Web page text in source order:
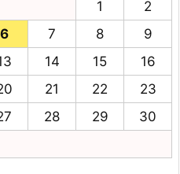
1
2
6 7 8
9
14 15
16
21 22
23
28 29
30